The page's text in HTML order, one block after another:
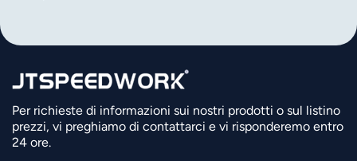
Per richieste di informazioni sui nostri prodotti o sul listino
prezzi, vi preghiamo di contattarci e vi risponderemo entro
24 ore.